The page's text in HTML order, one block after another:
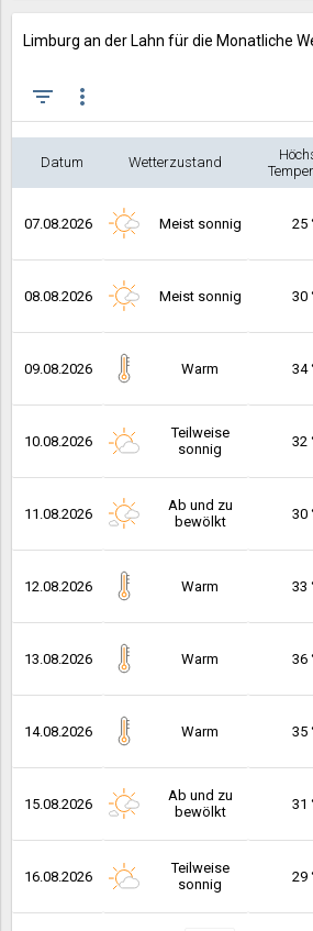
Limburg an der Lahn für die Monatliche
filter_list more_vert
Datum Wetterzustand
07.08.2026 Meist sonnig 25
08.08.2026 Meist sonnig 30
09.08.2026 Warm 34
10.08.2026
Teilweise
sonnig
32
11.08.2026
Ab und zu
bewölkt
30
12.08.2026 Warm 33
13.08.2026 Warm 36
14.08.2026 Warm 35
15.08.2026
Ab und zu
bewölkt
31
16.08.2026
Teilweise
sonnig
29